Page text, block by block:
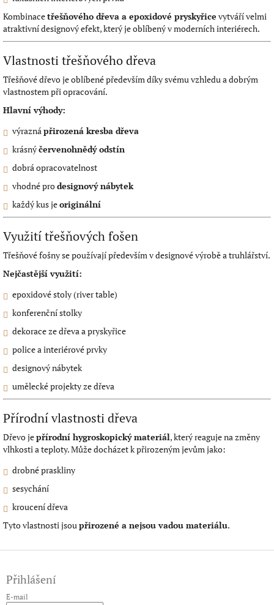
Kombinacetřešňového dřeva a epoxidové pryskyřice vytváří velmi
atraktivní designový efekt, který je oblíbený v moderních interiérech.
Vlastnosti třešňového dřeva
Třešňové dřevo je oblíbené především díky svému vzhledu a dobrým
vlastnostem při opracování.
Hlavní výhody:
výrazná přirozená kresba dřeva
krásnýčervenohnědý odstín
dobrá opracovatelnost
vhodné prodesignový nábytek
každý kus jeoriginální
Využití třešňových fošen
Třešňové fošny se používají především v designové výrobě a truhlářství.
Nejčastější využití:
epoxidové stoly (river table)
konferenční stolky
dekorace ze dřeva a pryskyřice
police a interiérové prvky
designový nábytek
umělecké projekty ze dřeva
Přírodní vlastnosti dřeva
Dřevo jepřírodní hygroskopický materiál, který reaguje na změny
vlhkosti a teploty. Může docházet k přirozeným jevům jako:
drobné praskliny
sesychání
kroucení dřeva
Tyto vlastnosti jsou přirozené a nejsou vadou materiálu.
Z
Přihlášení
E-mail